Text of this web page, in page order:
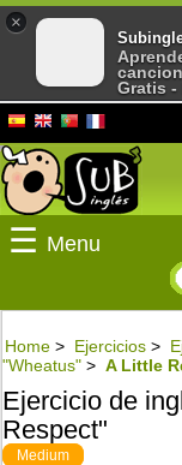
☰ Menu
Home > Ejercicios >
"Wheatus" > A Little
Ejercicio de
Respect"
Medium
×
Gratis -